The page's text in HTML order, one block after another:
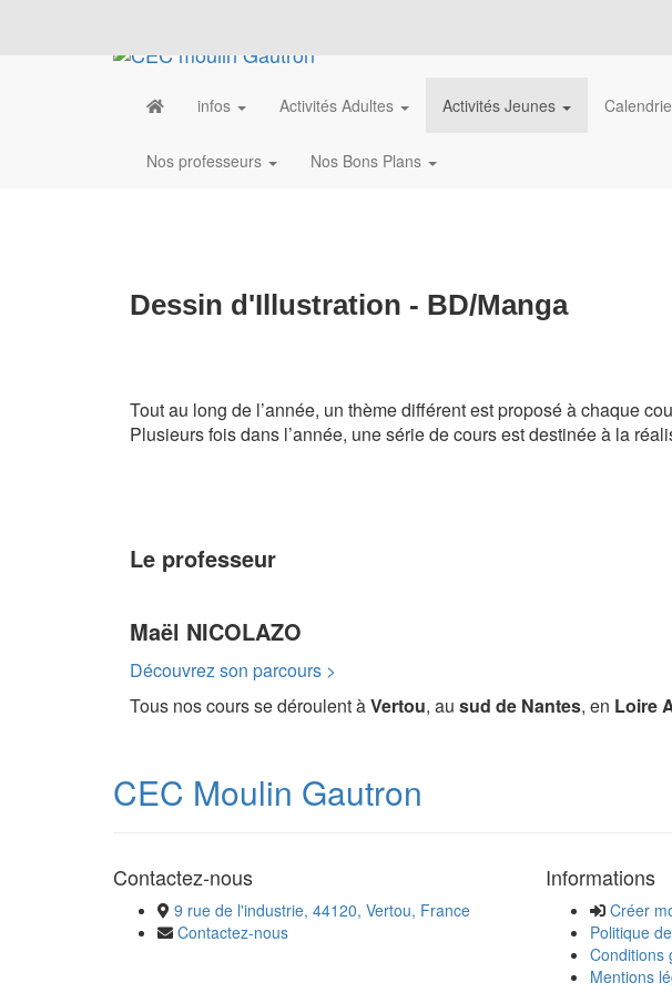
infos Activités Adultes Activités Jeunes
Nos professeurs Nos Bons Plans
Dessin d'Illustration - BD/Manga
Tout au long de l’année, un thème différent est proposé à chaque
Plusieurs fois dans l’année, une série de cours est destinée à la
Le professeur
Maël NICOLAZO
Découvrez son parcours >
Tous nos cours se déroulent àVertou, au sud de Nantes, en Loire
CEC Moulin Gautron
Contactez-nous
9 rue de l'industrie, 44120, Vertou, France
Contactez-nous
Informations
Créer
Politique
Conditions
Mentions